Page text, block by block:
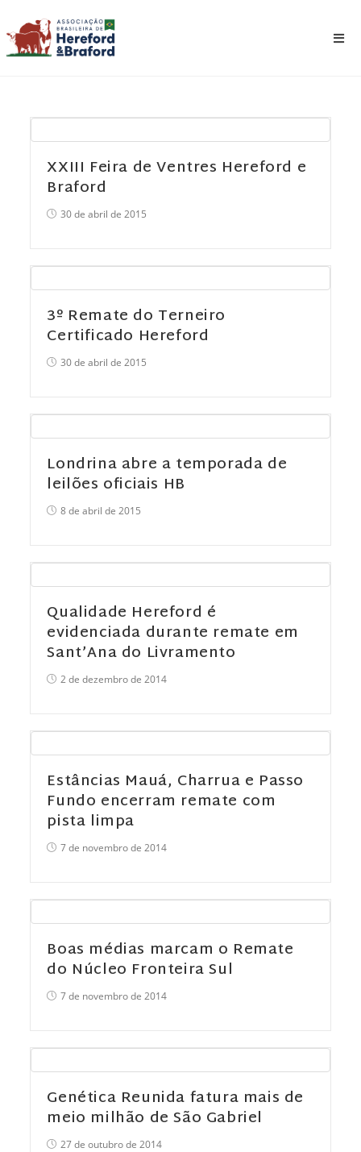
XXIII Feira de Ventres Hereford e
Braford
30 de abril de 2015
3º Remate do Terneiro
Certificado Hereford
30 de abril de 2015
Londrina abre a temporada de
leilões oficiais HB
8 de abril de 2015
Qualidade Hereford é
evidenciada durante remate em
Sant’Ana do Livramento
2 de dezembro de 2014
Estâncias Mauá, Charrua e Passo
Fundo encerram remate com
pista limpa
7 de novembro de 2014
Boas médias marcam o Remate
do Núcleo Fronteira Sul
7 de novembro de 2014
Genética Reunida fatura mais de
meio milhão de São Gabriel
27 de outubro de 2014